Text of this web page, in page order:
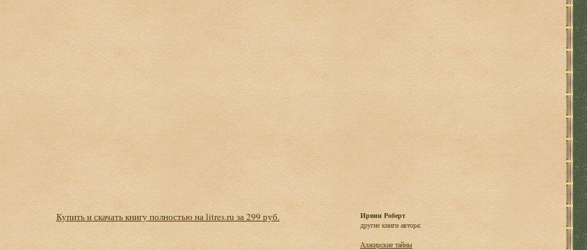
Купить и скачать книгу полностью на litres.ru за 299 руб.
Ирвин Роберт
другие книги автора:
Алжирские тайны